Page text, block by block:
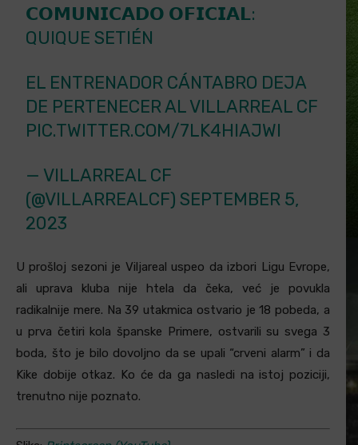
𝗖𝗢𝗠𝗨𝗡𝗜𝗖𝗔𝗗𝗢 𝗢𝗙𝗜𝗖𝗜𝗔𝗟:
QUIQUE SETIÉN
EL ENTRENADOR CÁNTABRO DEJA
DE PERTENECER AL VILLARREAL CF
PIC.TWITTER.COM/7LK4HIAJWI
— VILLARREAL CF
(@VILLARREALCF) SEPTEMBER 5,
2023
U prošloj sezoni je Viljareal uspeo da izbori Ligu Evrope,
ali uprava kluba nije htela da čeka, već je povukla
radikalnije mere. Na 39 utakmica ostvario je 18 pobeda, a
u prva četiri kola španske Primere, ostvarili su svega 3
boda, što je bilo dovoljno da se upali “crveni alarm” i da
Kike dobije otkaz. Ko će da ga nasledi na istoj poziciji,
trenutno nije poznato.